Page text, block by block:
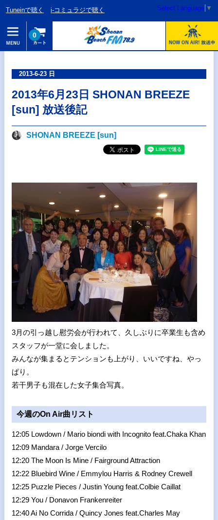
Tuneinで聴く i-コミュラジで聴く Select Language ▼
0
2013-6-23 日
2013年6月23日 SHONAN BREEZE
[sun] 放送後記
SHONAN BREEZE [sun]
3月の引っ越し慰労会が行われて、久しぶりに卒業生も含め
スタッフが一堂に会しました。
みんなが集まるとテンションも上がり、いいですね、やっ
ぱり。
若干男子も混在した女子集合写真。
今週のOn Air曲リスト
12:05 Lowdown / Mario biondi with Incognito feat.Chaka Khan
12:09 Mandara / Jorge Vercilo
12:20 The Moon Is Mine / Fairground Attraction
12:22 Bluebird Wine / Emmylou Harris & Rodney Crewell
12:25 Puzzle Pieces / Justin Young feat.Colbie Caillat
12:29 You / Donavon Frankenreiter
12:40 Ai No Corrida / Quincy Jones feat.Charles May